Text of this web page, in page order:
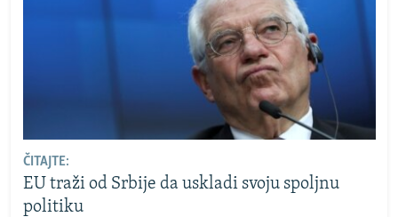
ČITAJTE:
EU traži od Srbije da uskladi svoju spoljnu
politiku